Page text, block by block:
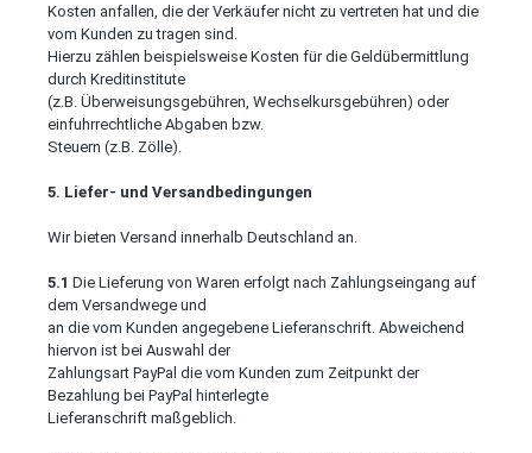
Kosten anfallen, die der Verkäufer nicht zu vertreten hat und die
vom Kunden zu tragen sind.
Hierzu zählen beispielsweise Kosten für die Geldübermittlung
durch Kreditinstitute
(z.B. Überweisungsgebühren, Wechselkursgebühren) oder
einfuhrrechtliche Abgaben bzw.
Steuern (z.B. Zölle).
5. Liefer- und Versandbedingungen
Wir bieten Versand innerhalb Deutschland an.
5.1 Die Lieferung von Waren erfolgt nach Zahlungseingang auf
dem Versandwege und
an die vom Kunden angegebene Lieferanschrift. Abweichend
hiervon ist bei Auswahl der
Zahlungsart PayPal die vom Kunden zum Zeitpunkt der
Bezahlung bei PayPal hinterlegte
Lieferanschrift maßgeblich.